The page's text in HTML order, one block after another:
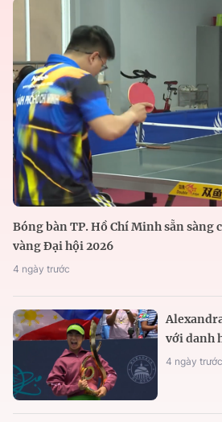
Bóng bàn TP. Hồ Chí Minh sẵn sàng
vàng Đại hội 2026
4 ngày trước
với danh
4 ngày trước